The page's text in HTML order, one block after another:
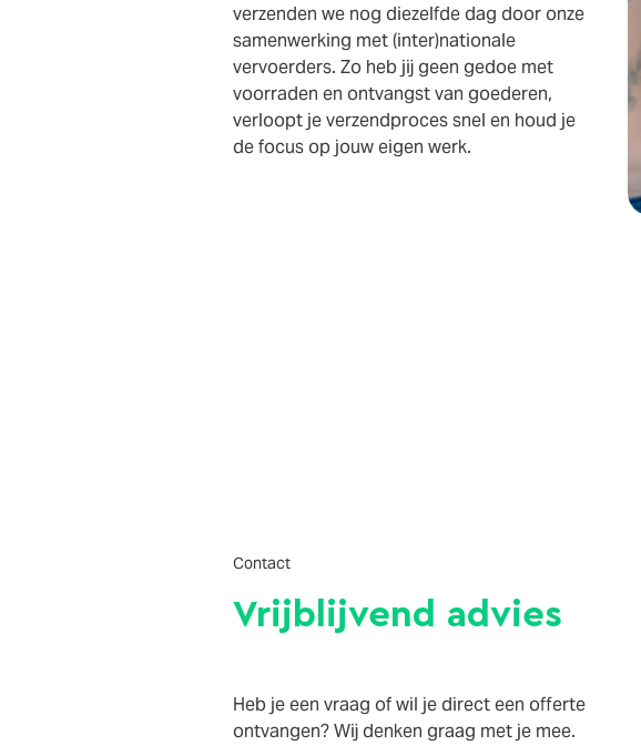
verzenden we nog diezelfde dag door onze
samenwerking met (inter)nationale
vervoerders. Zo heb jij geen gedoe met
voorraden en ontvangst van goederen,
verloopt je verzendproces snel en houd je
de focus op jouw eigen werk.
Contact
Vrijblijvend advies
Heb je een vraag of wil je direct een offerte
ontvangen? Wij denken graag met je mee.